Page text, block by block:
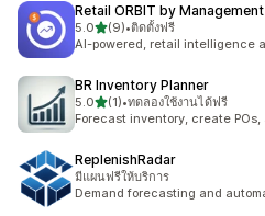
Retail ORBIT by
5.0เต็ม 5 ดาว
(9)
ทั้งหมด 9 รีวิว
•ติดตั้งฟรี
AI-powered, retail intelligence
BR Inventory Planner
5.0เต็ม 5 ดาว
(1)
ทั้งหมด 1 รีวิว
•ทดลองใช้งานได้ฟรี
Forecast inventory, create
ReplenishRadar
มีแผนฟรีให้บริการ
Demand forecasting and